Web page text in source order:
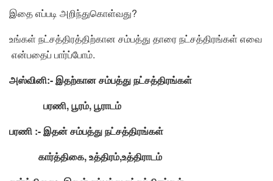
இதை எப்படி அறிந்துகொள்வது?
உங்கள் நட்சத்திரத்திற்கான சம்பத்து தாரை நட்சத்திரங்கள் எவை
என்பதைப் பார்ப்போம்.
அஸ்வினி:- இதற்கான சம்பத்து நட்சத்திரங்கள்
பரணி, பூரம், பூராடம்
பரணி :- இதன் சம்பத்து நட்சத்திரங்கள்
கார்த்திகை, உத்திரம்,உத்திராடம்